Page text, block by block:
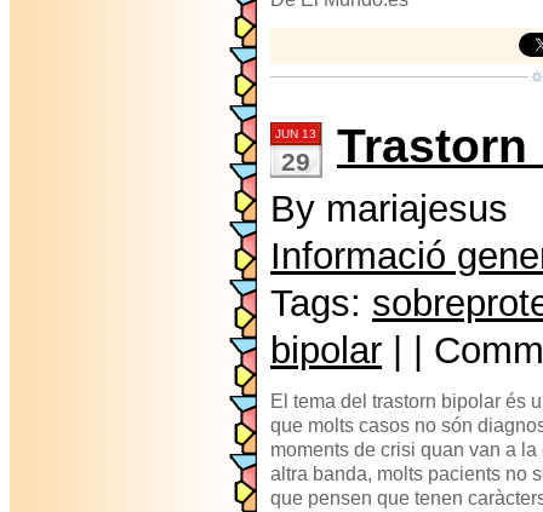
JUN 13
29
By mariajesus
Informació
Tags:
bipolar | |
El tema del trastorn bipolar és
que molts casos no són
moments de crisi quan van a
altra banda, molts pacients no
que pensen que tenen